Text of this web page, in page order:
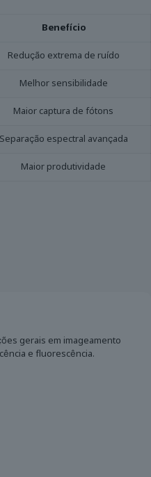
Benefício
Redução extrema de ruído
Melhor sensibilidade
Maior captura de fótons
Separação espectral avançada
Maior produtividade
gerais em imageamento
e fluorescência.